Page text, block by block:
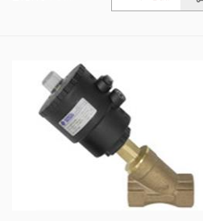
Mediumstemp. -10°C bis 180°C, G 1,